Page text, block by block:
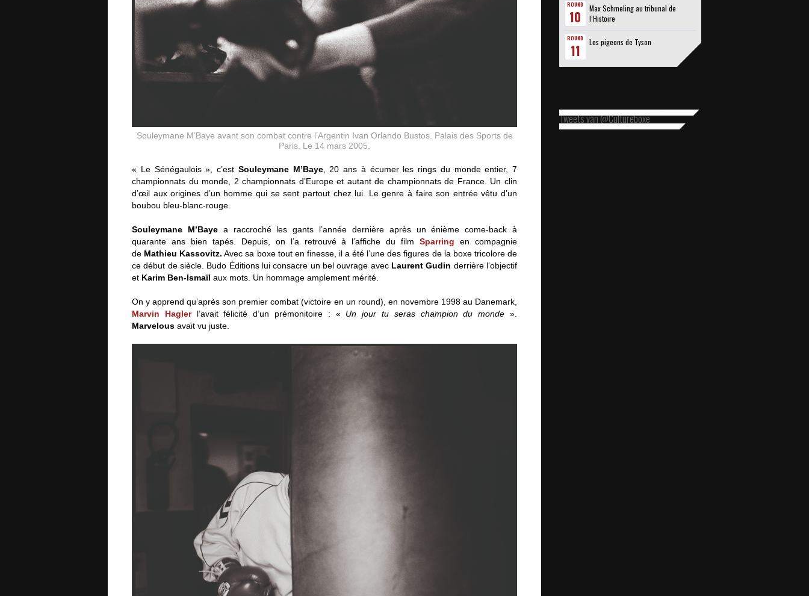
ROUND
10
Max Schmeling au tribunal de
l’Histoire
ROUND
11 Les pigeons de Tyson
Tweets van @Cultureboxe
Souleymane M’Baye avant son combat contre l’Argentin Ivan Orlando Bustos. Palais des Sports de
Paris. Le 14 mars 2005.
« Le Sénégaulois », c’est Souleymane M’Baye, 20 ans à écumer les rings du monde entier, 7
championnats du monde, 2 championnats d’Europe et autant de championnats de France. Un clin
d’œil aux origines d’un homme qui se sent partout chez lui. Le genre à faire son entrée vêtu d’un
boubou bleu-blanc-rouge.
Souleymane M’Bayea raccroché les gants l’année dernière après un énième come-back à
quarante ans bien tapés. Depuis, on l’a retrouvé à l’affiche du filmSparring
en compagnie
de Mathieu Kassovitz. Avec sa boxe tout en finesse, il a été l’une des figures de la boxe tricolore de
ce début de siècle. Budo Éditions lui consacre un bel ouvrage avec Laurent Gudin derrière l’objectif
et Karim Ben-Ismaïl aux mots. Un hommage amplement mérité.
On y apprend qu’après son premier combat (victoire en un round), en novembre 1998 au Danemark,
Marvin Haglerl’avait félicité d’un prémonitoire : « Un jour tu seras champion du monde ».
Marvelous avait vu juste.